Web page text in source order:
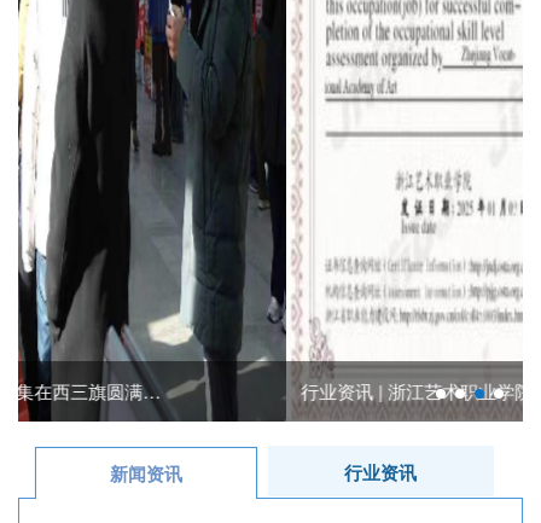
行业资讯 | 浙江艺术职业学院举办《音响调音员》培训...
新闻资讯 行业资讯